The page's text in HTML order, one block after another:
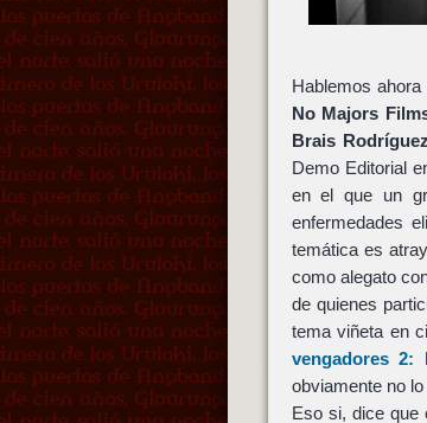
Hablemos
No Majors
Brais Rodríguez
Demo Editorial
en el que un
enfermedades
temática es
como alegato
de quienes
tema viñeta en
vengadores
obviamente no
Eso si, dice que